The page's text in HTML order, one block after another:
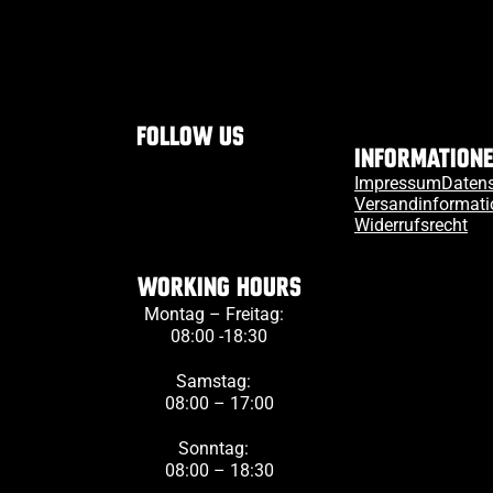
Follow us
Impressum
Widerrufsrecht
Working Hours
Montag – Freitag:
08:00 -18:30
Samstag:
08:00 – 17:00
Sonntag:
08:00 – 18:30